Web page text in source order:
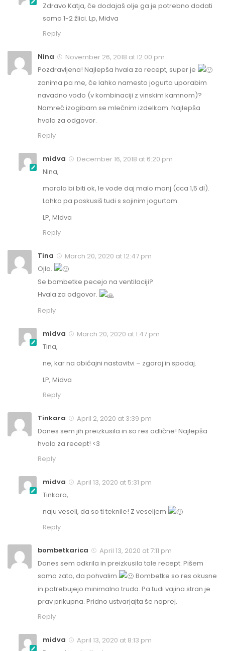
Zdravo Katja, če dodajaš olje ga je potrebno dodati
samo 1-2 žlici. Lp, Midva
Reply
Nina
November 26, 2018 at 12:00 pm
Pozdravljena! Najlepša hvala za recept, super je
zanima pa me, če lahko namesto jogurta uporabim
navadno vodo (v kombinaciji z vinskim kamnom)?
Namreč izogibam se mlečnim izdelkom. Najlepša
hvala za odgovor.
Reply
midva
December 16, 2018 at 6:20 pm
Nina,
moralo bi biti ok, le vode daj malo manj (cca 1,5 dl).
Lahko pa poskusiš tudi s sojinim jogurtom.
LP, MIdva
Reply
Tina
March 20, 2020 at 12:47 pm
Ojla.
Se bombetke pecejo na ventilaciji?
Hvala za odgovor.
Reply
midva
March 20, 2020 at 1:47 pm
Tina,
ne, kar na običajni nastavitvi – zgoraj in spodaj.
LP, Midva
Reply
Tinkara
April 2, 2020 at 3:39 pm
Danes sem jih preizkusila in so res odlične! Najlepša
hvala za recept! <3
Reply
midva
April 13, 2020 at 5:31 pm
Tinkara,
naju veseli, da so ti teknile! Z veseljem
Reply
bombetkarica
April 13, 2020 at 7:11 pm
Danes sem odkrila in preizkusila tale recept. Pišem
samo zato, da pohvalim
Bombetke so res okusne
in potrebujejo minimalno truda. Pa tudi vajina stran je
prav prikupna. Pridno ustvarjajta še naprej.
Reply
midva
April 13, 2020 at 8:13 pm